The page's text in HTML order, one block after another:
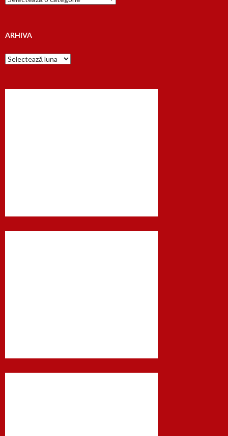
dupa…
ARHIVA
Arhiva